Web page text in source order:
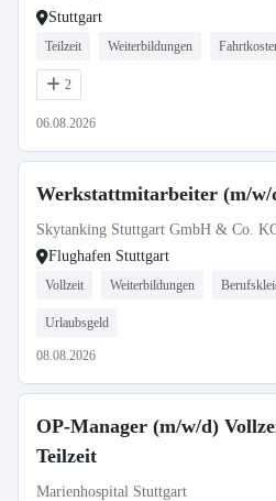
Stuttgart
Teilzeit Weiterbildungen
2
06.08.2026
Werkstattmitarbeiter (m/w/
Skytanking Stuttgart GmbH & Co.
Flughafen Stuttgart
Vollzeit Weiterbildungen
Urlaubsgeld
08.08.2026
OP-Manager (m/w/d)
Teilzeit
Marienhospital Stuttgart